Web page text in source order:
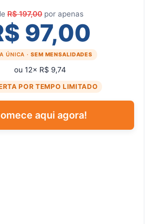
R$ 197,00por apenas
97,00
ÚNICA · SEM MENSALIDADES
ou 12× R$ 9,74
POR TEMPO LIMITADO
aqui agora!